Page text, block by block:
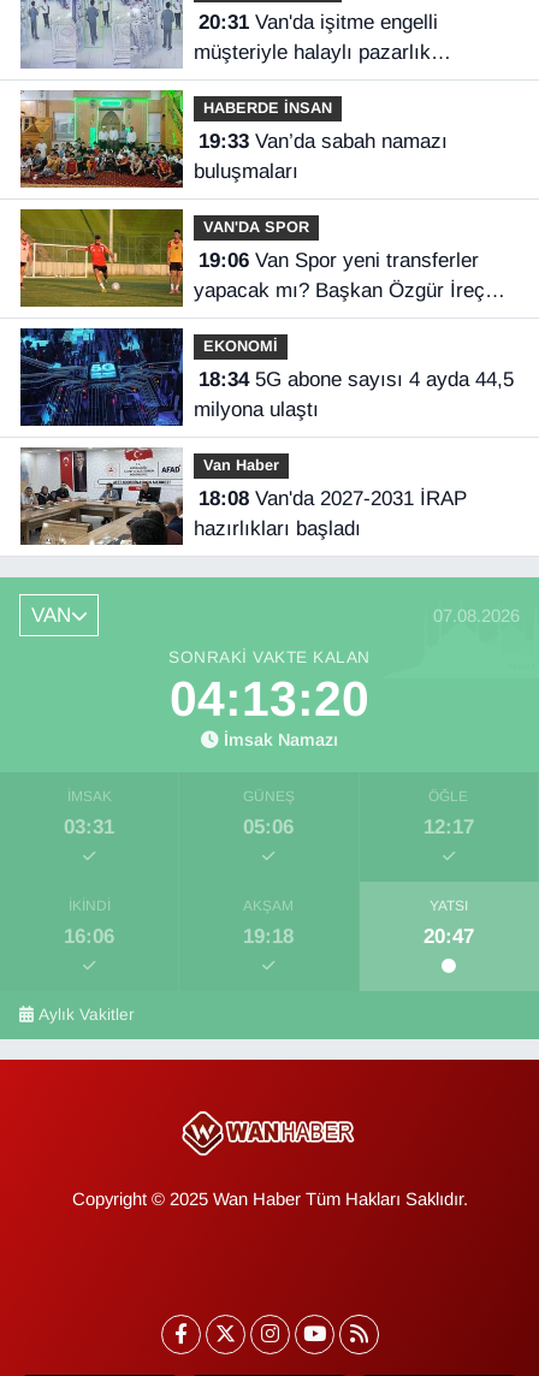
20:31Van'da işitme engelli
müşteriyle halaylı pazarlık
gülümsetti
HABERDE İNSAN
19:33Van’da sabah namazı
buluşmaları
VAN'DA SPOR
19:06Van Spor yeni transferler
yapacak mı? Başkan Özgür İreç
İlhan açıkladı
EKONOMİ
18:345G abone sayısı 4 ayda 44,5
milyona ulaştı
Van Haber
18:08Van'da 2027-2031 İRAP
hazırlıkları başladı
VAN 07.08.2026
SONRAKI VAKTE KALAN
04:13:19
İmsak Namazı
İMSAK
03:31
GÜNEŞ
05:06
ÖĞLE
12:17
İKINDI
16:06
AKŞAM
19:18
YATSI
20:47
Aylık Vakitler
Copyright © 2025 Wan Haber Tüm Hakları Saklıdır.